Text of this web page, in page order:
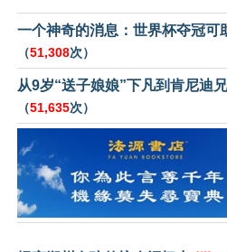
一个神奇的消息：世界杯夺冠可
（51,308次）
从9岁“送子娘娘”下凡到肯尼迪
（51,635次）